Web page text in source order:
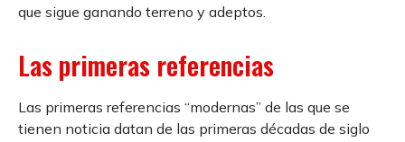
que sigue ganando terreno y adeptos.
Las primeras referencias
Las primeras referencias “modernas” de las que se
tienen noticia datan de las primeras décadas de siglo